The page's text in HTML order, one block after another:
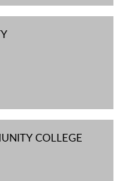
COLLEGE